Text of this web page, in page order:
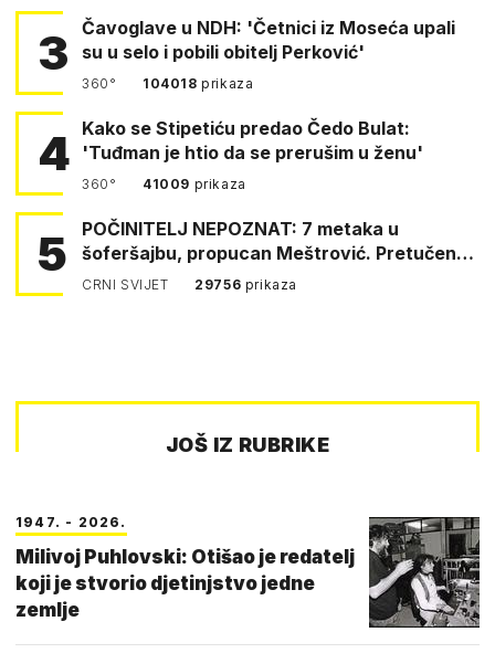
3
Čavoglave u NDH: 'Četnici iz Moseća upali
su u selo i pobili obitelj Perković'
360° 104018prikaza
4 Kako se Stipetiću predao Čedo Bulat:
'Tuđman je htio da se prerušim u ženu'
360° 41009 prikaza
5
POČINITELJ NEPOZNAT: 7 metaka u
šoferšajbu, propucan Meštrović. Pretučen
Pejin
CRNI SVIJET 29756 prikaza
JOŠ IZ RUBRIKE
1947. - 2026.
Milivoj Puhlovski: Otišao je redatelj
koji je stvorio djetinjstvo jedne
zemlje